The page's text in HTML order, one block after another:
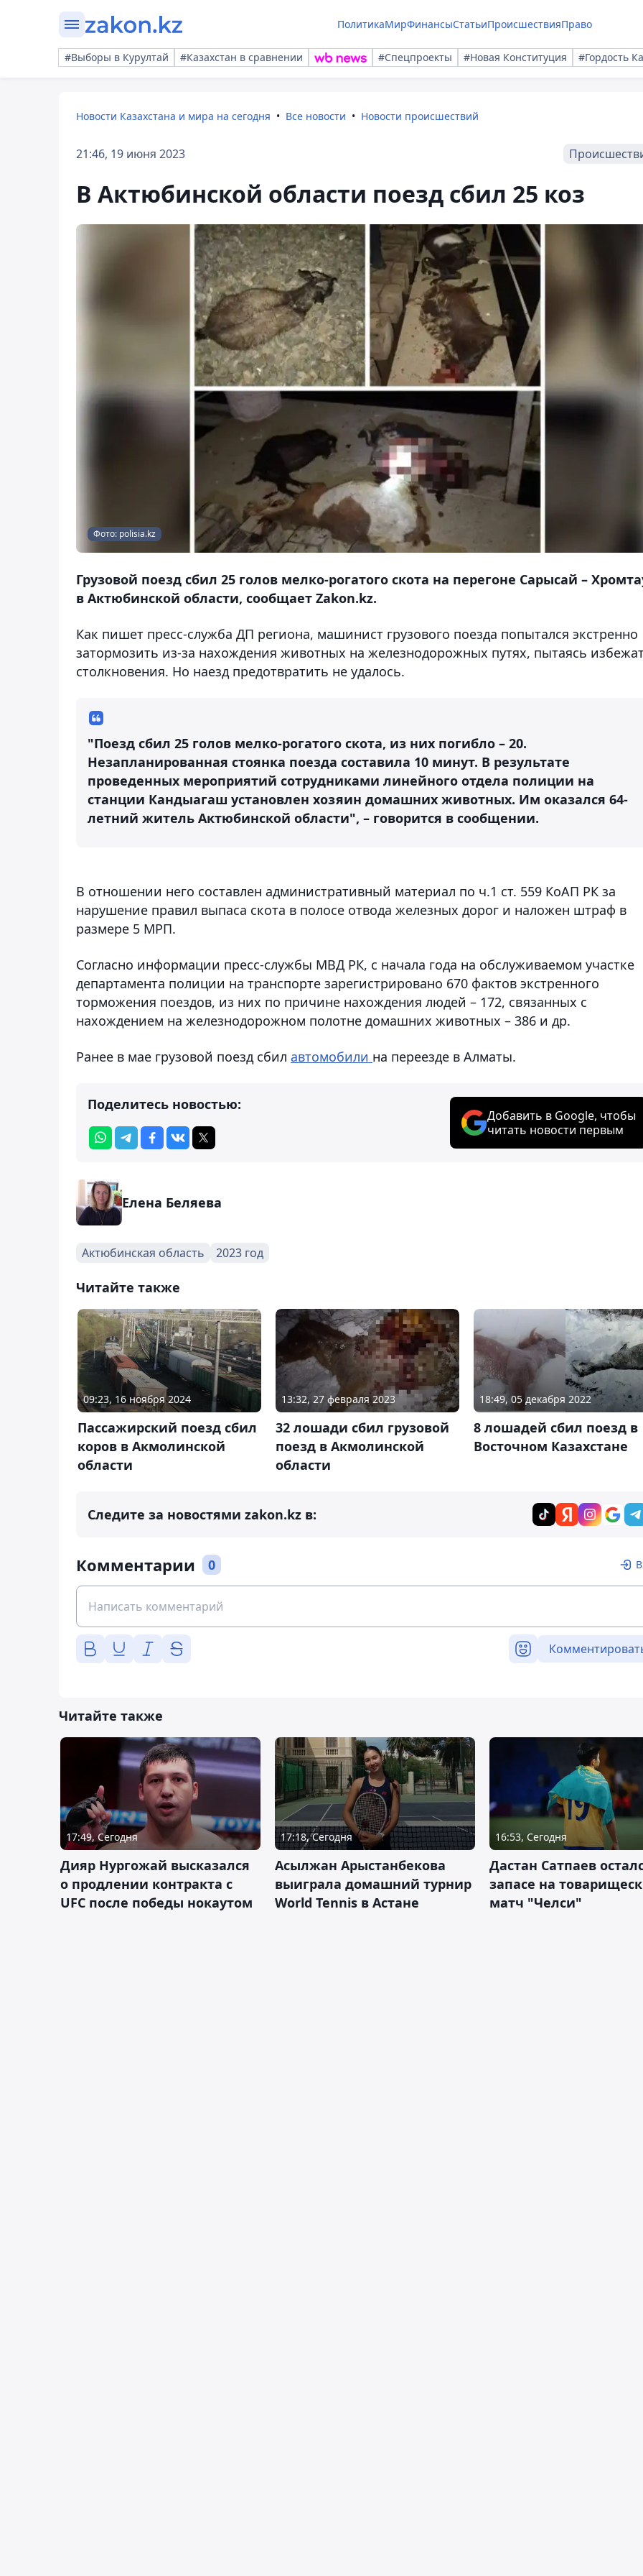
ПолитикаМирФинансыСтатьиПроисшествияПраво
#Выборы в Курултай #Казахстан в сравнении #Спецпроекты #Новая Конституция #Гордость
Новости Казахстана и мира на сегодня Все новости Новости происшествий
21:46, 19 июня 2023
В Актюбинской области поезд сбил 25 коз
Фото: polisia.kz
Грузовой поезд сбил 25 голов мелко-рогатого скота на перегоне Сарысай –
в Актюбинской области, сообщает Zakon.kz.
Как пишет пресс-служба ДП региона, машинист грузового поезда попытался экстренно
затормозить из-за нахождения животных на железнодорожных путях, пытаясь
столкновения. Но наезд предотвратить не удалось.
"Поезд сбил 25 голов мелко-рогатого скота, из них погибло – 20.
Незапланированная стоянка поезда составила 10 минут. В результате
проведенных мероприятий сотрудниками линейного отдела полиции на
станции Кандыагаш установлен хозяин домашних животных. Им оказался 64-
летний житель Актюбинской области", – говорится в сообщении.
В отношении него составлен административный материал по ч.1 ст. 559 КоАП РК за
нарушение правил выпаса скота в полосе отвода железных дорог и наложен штраф в
размере 5 МРП.
Согласно информации пресс-службы МВД РК, с начала года на обслуживаемом участке
департамента полиции на транспорте зарегистрировано 670 фактов экстренного
торможения поездов, из них по причине нахождения людей – 172, связанных с
нахождением на железнодорожном полотне домашних животных – 386 и др.
Ранее в мае грузовой поезд сбил автомобили на переезде в Алматы.
Поделитесь новостью:
Добавить в Google, чтобы
читать новости первым
Елена Беляева
Актюбинская область 2023 год
Читайте также
09:23, 16 ноября 2024
Пассажирский поезд сбил
коров в Акмолинской
области
13:32, 27 февраля 2023
32 лошади сбил грузовой
поезд в Акмолинской
области
18:49, 05 декабря 2022
8 лошадей сбил поезд в
Восточном Казахстане
Следите за новостями zakon.kz в:
Комментарии 0
Читайте также
17:49, Сегодня
Дияр Нургожай высказался
о продлении контракта с
UFC после победы нокаутом
17:18, Сегодня
Асылжан Арыстанбекова
выиграла домашний турнир
World Tennis в Астане
16:53, Сегодня
Дастан Сатпаев
запасе на
матч "Челси"